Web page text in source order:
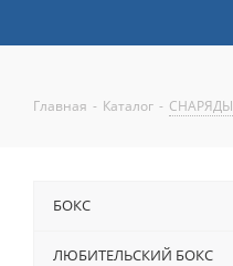
Главная - Каталог - СНАРЯДЫ
БОКС
ЛЮБИТЕЛЬСКИЙ БОКС